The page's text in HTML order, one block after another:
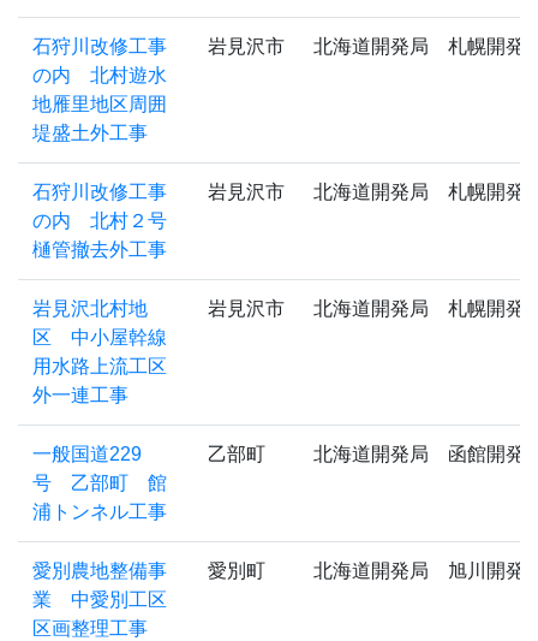
石狩川改修工事
の内 北村遊水
地雁里地区周囲
堤盛土外工事
岩見沢市 北海道開発局 札幌開発
石狩川改修工事
の内 北村２号
樋管撤去外工事
岩見沢市 北海道開発局 札幌開発
岩見沢北村地
区 中小屋幹線
用水路上流工区
外一連工事
岩見沢市 北海道開発局 札幌開発
一般国道229
号 乙部町 館
浦トンネル工事
乙部町 北海道開発局 函館開発
愛別農地整備事
業 中愛別工区
区画整理工事
愛別町 北海道開発局 旭川開発